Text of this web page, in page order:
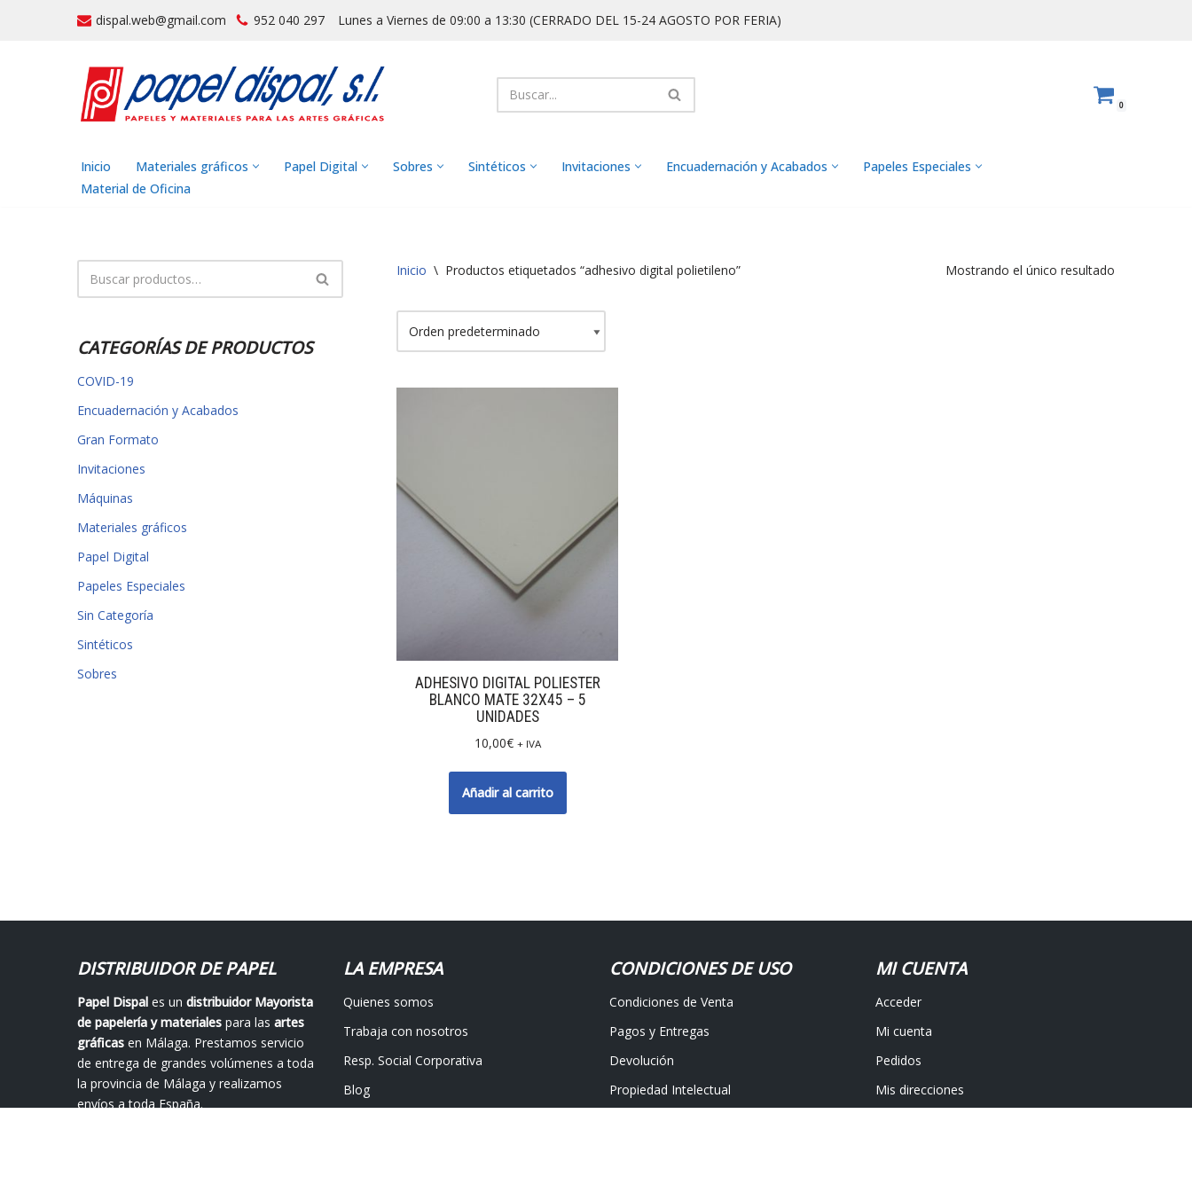
dispal.web@gmail.com 952 040 297 Lunes a Viernes de 09:00 a 13:30 (CERRADO DEL 15-24 AGOSTO POR FERIA)
0
Inicio Materiales gráficos Papel Digital Sobres Sintéticos Invitaciones Encuadernación y Acabados
Papeles Especiales
Material de Oficina
CATEGORÍAS DE PRODUCTOS
COVID-19
Encuadernación y Acabados
Gran Formato
Invitaciones
Máquinas
Materiales gráficos
Papel Digital
Papeles Especiales
Sin Categoría
Sintéticos
Sobres
Inicio \ Productos etiquetados “adhesivo digital polietileno” Mostrando el único resultado
ADHESIVO DIGITAL POLIESTER
BLANCO MATE 32X45 – 5
UNIDADES
10,00€ + IVA
Añadir al carrito
DISTRIBUIDOR DE PAPEL
Papel Dispal es un distribuidor Mayorista
de papelería y materiales para las artes
gráficas en Málaga. Prestamos servicio
de entrega de grandes volúmenes a toda
la provincia de Málaga y realizamos
envíos a toda España.
LA EMPRESA
Quienes somos
Trabaja con nosotros
Resp. Social Corporativa
Blog
CONDICIONES DE USO
Condiciones de Venta
Pagos y Entregas
Devolución
Propiedad Intelectual
MI CUENTA
Acceder
Mi cuenta
Pedidos
Mis direcciones